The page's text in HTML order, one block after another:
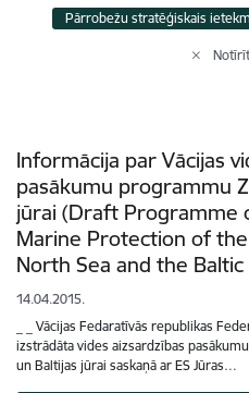
Pārrobežu stratēģiskais
Informācija par Vācijas
pasākumu programmu
jūrai (Draft Programme
Marine Protection of
North Sea and the Baltic
14.04.2015.
_ _ Vācijas Fedaratīvās republikas
izstrādāta vides aizsardzības
un Baltijas jūrai saskaņā ar ES Jūras…